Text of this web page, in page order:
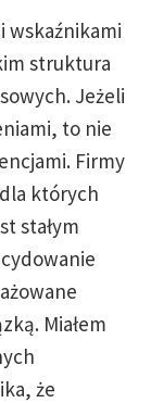
wskaźnikami
struktura
Jeżeli
to nie
Firmy
których
stałym
Miałem
że